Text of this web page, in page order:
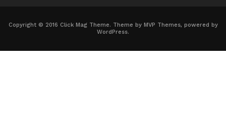
Copyright © 2016 Click Mag Theme. Theme by MVP Themes, powered by
WordPress.